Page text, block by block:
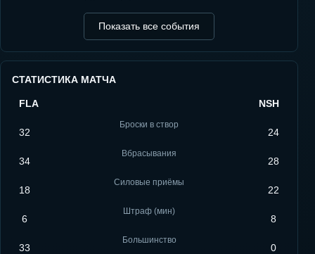
Показать все события
СТАТИСТИКА МАТЧА
FLA NSH
32
Броски в створ
24
34
Вбрасывания
28
18
Силовые приёмы
22
6
Штраф (мин)
8
33
Большинство
0